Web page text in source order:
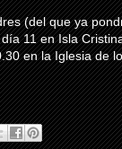
(del que ya
11 en Isla
en la Iglesia de